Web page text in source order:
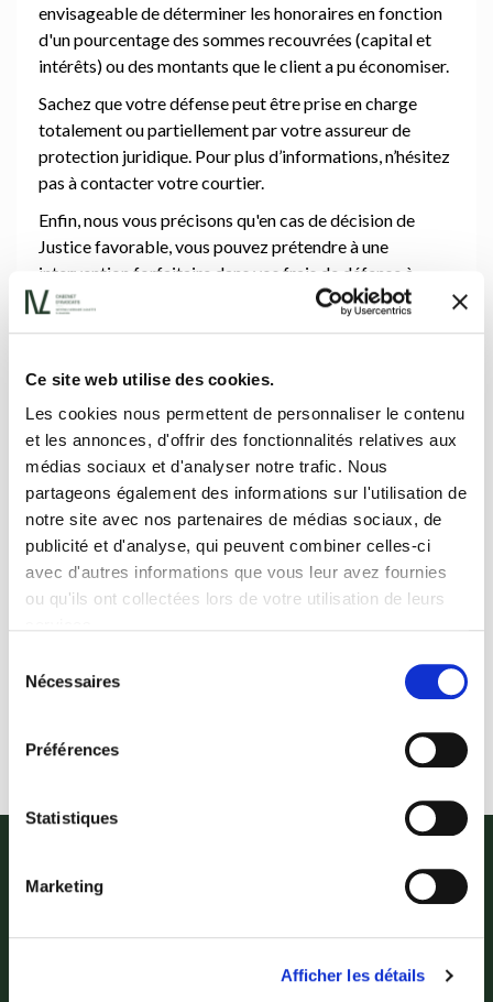
Ce site web utilise des cookies.
Les cookies nous permettent de personnaliser le contenu
et les annonces, d'offrir des fonctionnalités relatives aux
médias sociaux et d'analyser notre trafic. Nous
partageons également des informations sur l'utilisation de
notre site avec nos partenaires de médias sociaux, de
publicité et d'analyse, qui peuvent combiner celles-ci
avec d'autres informations que vous leur avez fournies
ou qu'ils ont collectées lors de votre utilisation de leurs
Nécessaires
Préférences
Statistiques
Marketing
Afficher les détails
envisageable de déterminer les honoraires en fonction
d'un pourcentage des sommes recouvrées (capital et
intérêts) ou des montants que le client a pu économiser.
Sachez que votre défense peut être prise en charge
totalement ou partiellement par votre assureur de
protection juridique. Pour plus d’informations, n’hésitez
pas à contacter votre courtier.
Enfin, nous vous précisons qu'en cas de décision de
Justice favorable, vous pouvez prétendre à une
intervention forfaitaire dans vos frais de défense à
charge de la partie adverse, appelée « indemnité de
L'avocat est-il soumis à une déontologie ?
Comment puis-je accéder à votre cabinet ?
Comment puis-je prendre rendez-vous ?